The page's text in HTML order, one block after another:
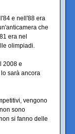
e nell'88 era
che
era nel
olimpiadi.
2008 e
sarà ancora
vengono
sono
si fanno delle